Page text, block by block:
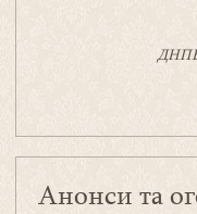
ДНПБ
Анонси та